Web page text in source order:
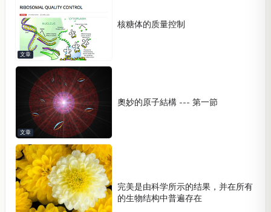
文章
核糖体的质量控制
文章
奧妙的原子結構 --- 第一節
完美是由科学所示的结果，并在所有
的生物结构中普遍存在